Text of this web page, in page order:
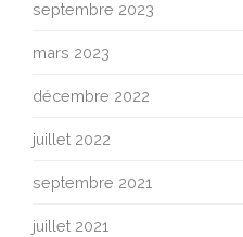
septembre 2023
mars 2023
décembre 2022
juillet 2022
septembre 2021
juillet 2021